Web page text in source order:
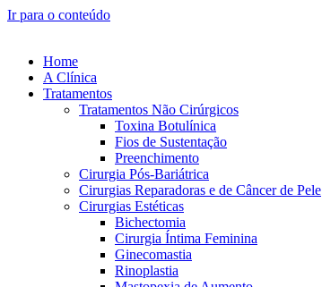
Ir para o conteúdo
Home
A Clínica
Tratamentos
Tratamentos Não Cirúrgicos
Toxina Botulínica
Fios de Sustentação
Preenchimento
Cirurgia Pós-Bariátrica
Cirurgias Reparadoras e de Câncer de Pele
Cirurgias Estéticas
Bichectomia
Cirurgia Íntima Feminina
Ginecomastia
Rinoplastia